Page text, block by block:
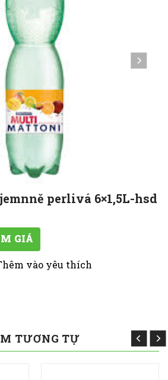
perlivá 6×1,5L-hsd
GIÁ
vào yêu thích
TƯƠNG TỰ